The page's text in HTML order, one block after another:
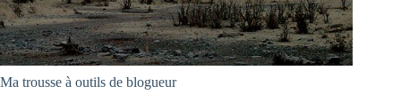
Ma trousse à outils de blogueur